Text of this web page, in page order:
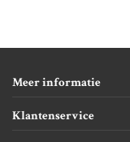
Meer informatie
Klantenservice